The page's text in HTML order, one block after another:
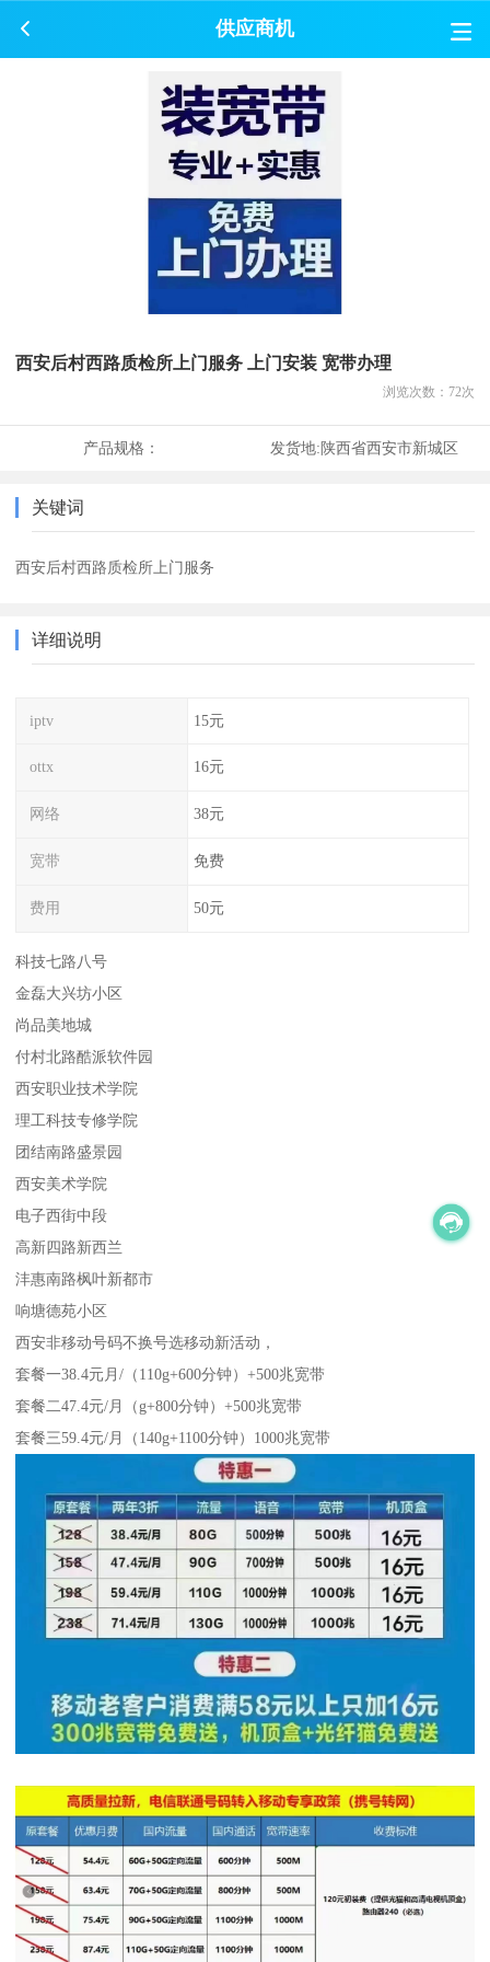
供应商机
西安后村西路质检所上门服务 上门安装 宽带办理
浏览次数： 72次
产品规格： 发货地:陕西省西安市新城区
关键词
西安后村西路质检所上门服务
详细说明
iptv 15元
ottx 16元
网络 38元
宽带 免费
费用 50元
科技七路八号
金磊大兴坊小区
尚品美地城
付村北路酷派软件园
西安职业技术学院
理工科技专修学院
团结南路盛景园
西安美术学院
电子西街中段
高新四路新西兰
沣惠南路枫叶新都市
响塘德苑小区
西安非移动号码不换号选移动新活动，
套餐一38.4元月/（110g+600分钟）+500兆宽带
套餐二47.4元/月（g+800分钟）+500兆宽带
套餐三59.4元/月（140g+1100分钟）1000兆宽带